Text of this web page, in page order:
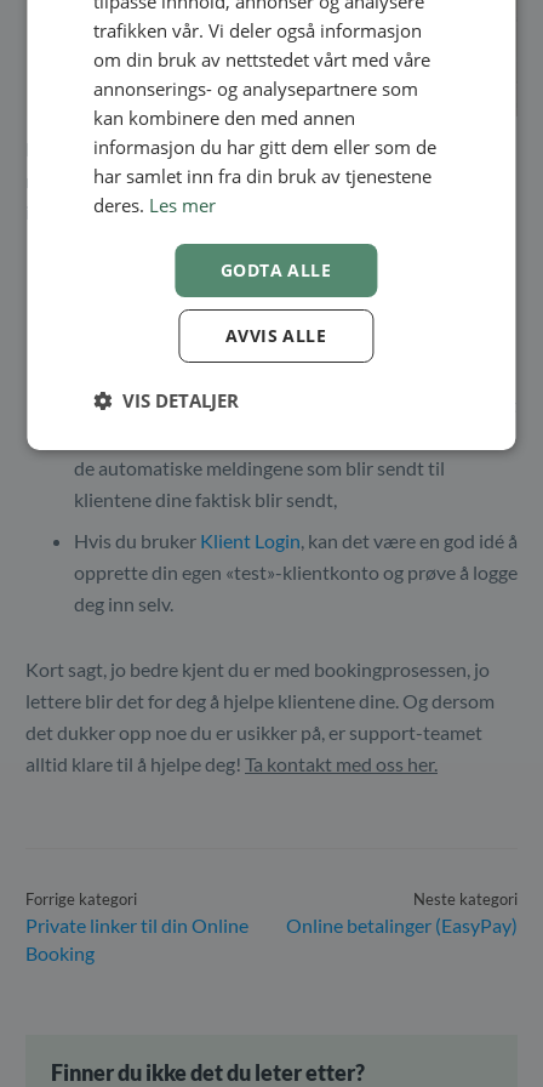
Et generelt råd er å teste ut bookingprosessen så mye som
mulig før du faktisk kobler den til hjemmesiden din. Dette
inkluderer:
Sørg for at all informasjon på forsiden er korrekt.
Kontroller tilgjengeligheten av forskjellige tjenester
for å sikre at åpningstidene og tidsintervallene er
Fullfør bookingprosessen minst én gang for å bli kjent
de automatiske meldingene som blir sendt til
klientene dine faktisk blir sendt,
Hvis du bruker Klient Login, kan det være en god idé å
opprette din egen «test»-klientkonto og prøve å logge
deg inn selv.
Kort sagt, jo bedre kjent du er med bookingprosessen, jo
lettere blir det for deg å hjelpe klientene dine. Og dersom
det dukker opp noe du er usikker på, er support-teamet
alltid klare til å hjelpe deg! Ta kontakt med oss her.
Forrige kategori
Private linker til din Online
Booking
Neste kategori
Online betalinger (EasyPay)
Finner du ikke det du leter etter?
trafikken vår. Vi deler også informasjon
om din bruk av nettstedet vårt med våre
annonserings- og analysepartnere som
kan kombinere den med annen
informasjon du har gitt dem eller som de
har samlet inn fra din bruk av tjenestene
deres. Les mer
GODTA ALLE
AVVIS ALLE
VIS DETALJER